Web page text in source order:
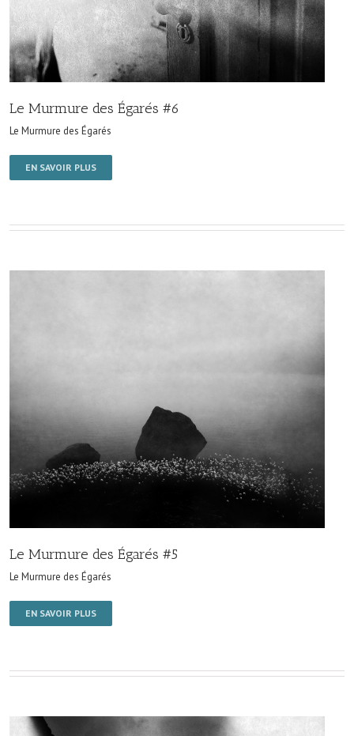
Le Murmure des Égarés #6
Le Murmure des Égarés
EN SAVOIR PLUS
Le Murmure des Égarés #5
Le Murmure des Égarés
EN SAVOIR PLUS